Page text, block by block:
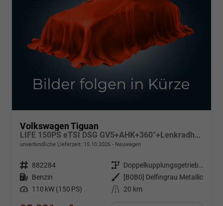
Volkswagen Tiguan
LIFE 150PS eTSI DSG GV5+AHK+360°+Lenkradheiz+IQ.Drive+ACC+App+eHeck+LED
unverbindliche Lieferzeit: 15.10.2026 Neuwagen
Fahrzeugnr. 882284 Getriebe
Doppelkupplungsgetriebe (DSG)
Kraftstoff Benzin Außenfarbe
[B0B0] Delfingrau Metallic
Leistung 110 kW (150 PS) Kilometerstand 20 km